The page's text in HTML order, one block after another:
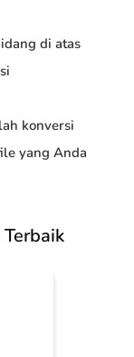
di atas
konversi
yang Anda